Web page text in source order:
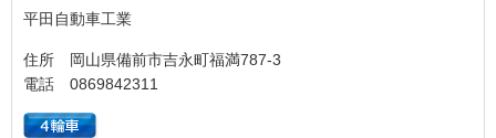
平田自動車工業
住所 岡山県備前市吉永町福満787-3
電話 0869842311